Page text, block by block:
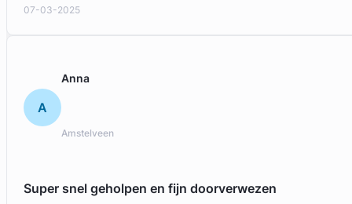
07-03-2025
A
Anna
Amstelveen
Super snel geholpen en fijn doorverwezen